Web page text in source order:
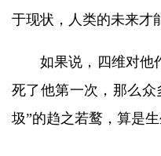
于现状，人类的未来
如果说，四维对他
死了他第一次，那么
圾”的趋之若鹜，算是